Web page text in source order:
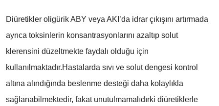
Diüretikler oligürik ABY veya AKI’da idrar çıkışını artırmada
ayrıca toksinlerin konsantrasyonlarını azaltıp solut
klerensini düzeltmekte faydalı olduğu için
kullanılmaktadır.Hastalarda sıvı ve solut dengesi kontrol
altına alındığında beslenme desteği daha kolaylıkla
sağlanabilmektedir, fakat unutulmamalıdırki diüretiklerle